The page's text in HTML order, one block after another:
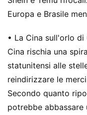
Europa e Brasile
• La Cina sull'orlo
Cina rischia una
statunitensi alle
reindirizzare le
Secondo quanto
potrebbe